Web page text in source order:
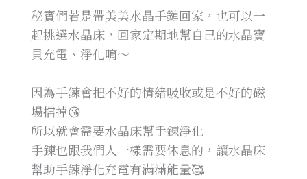
秘寶們若是帶美美水晶手鏈回家，也可以一
起挑選水晶床，回家定期地幫自己的水晶寶
貝充電、淨化唷～
因為手鍊會把不好的情緒吸收或是不好的磁
場擋掉😘
所以就會需要水晶床幫手鍊淨化
手鍊也跟我們人一樣需要休息的，讓水晶床
幫助手鍊淨化充電有滿滿能量🥰